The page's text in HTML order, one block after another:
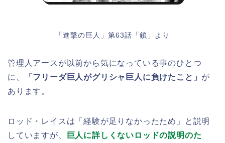
「進撃の巨人」第63話「鎖」より
管理人アースが以前から気になっている事のひとつ
に、
「フリーダ巨人がグリシャ巨人に負けたこと」 が
あります。
ロッド・レイスは「経験が足りなかったため」と説明
していますが、
巨人に詳しくないロッドの説明のた